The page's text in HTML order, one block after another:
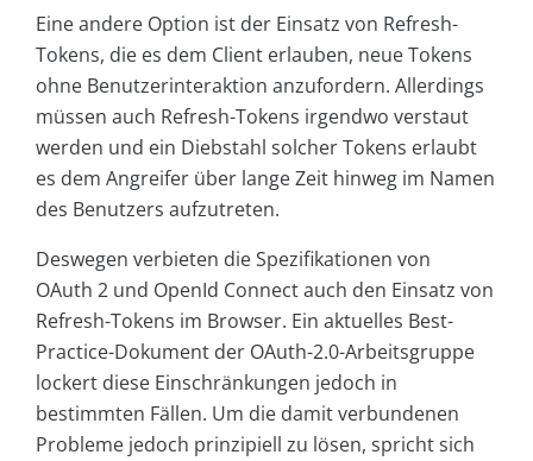
Eine andere Option ist der Einsatz von Refresh-
Tokens, die es dem Client erlauben, neue Tokens
ohne Benutzerinteraktion anzufordern. Allerdings
müssen auch Refresh-Tokens irgendwo verstaut
werden und ein Diebstahl solcher Tokens erlaubt
es dem Angreifer über lange Zeit hinweg im Namen
des Benutzers aufzutreten.
Deswegen verbieten die Spezifikationen von
OAuth 2 und OpenId Connect auch den Einsatz von
Refresh-Tokens im Browser. Ein aktuelles Best-
Practice-Dokument der OAuth-2.0-Arbeitsgruppe
lockert diese Einschränkungen jedoch in
bestimmten Fällen. Um die damit verbundenen
Probleme jedoch prinzipiell zu lösen, spricht sich